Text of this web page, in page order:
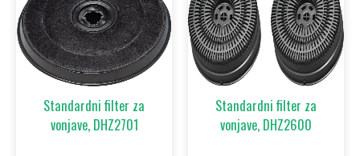
Standardni filter za
vonjave, DHZ2701
Standardni filter za
vonjave, DHZ2600